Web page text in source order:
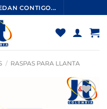
CONTIGO...
/ RASPAS PARA LLANTA